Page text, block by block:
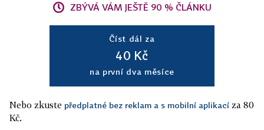
ZBÝVÁ VÁM JEŠTĚ 90 % ČLÁNKU
Číst dál za
40 Kč
na první dva měsíce
Nebo zkuste předplatné bez reklam a s mobilní aplikací za 80
Kč.